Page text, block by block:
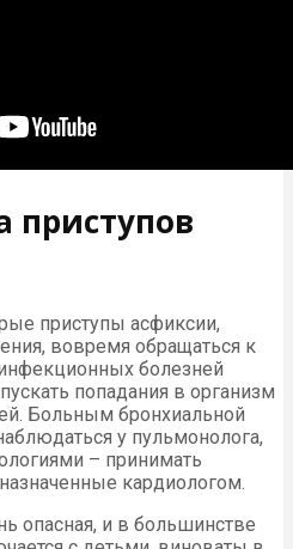
приступов
приступы асфиксии,
вовремя обращаться к
болезней
попадания в организм
Больным бронхиальной
у пульмонолога,
– принимать
кардиологом.
опасная, и в большинстве